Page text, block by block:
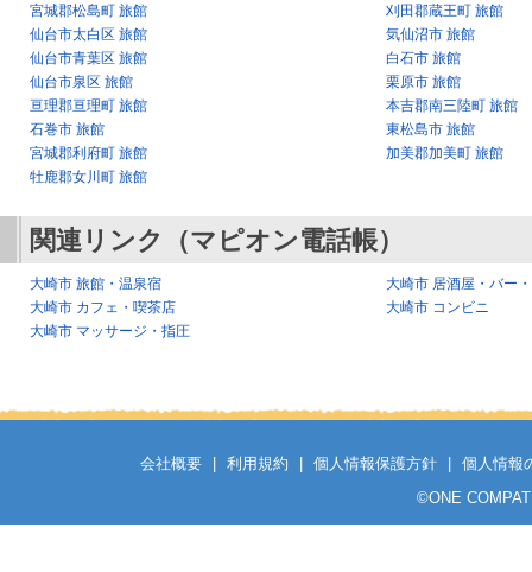
宮城郡松島町 旅館
刈田郡蔵王町 旅館
仙台市太白区 旅館
気仙沼市 旅館
仙台市青葉区 旅館
白石市 旅館
仙台市泉区 旅館
栗原市 旅館
亘理郡亘理町 旅館
本吉郡南三陸町 旅館
石巻市 旅館
東松島市 旅館
宮城郡利府町 旅館
加美郡加美町 旅館
牡鹿郡女川町 旅館
関連リンク（マピオン電話帳）
大崎市 旅館・温泉宿
大崎市 居酒屋・バー
大崎市 カフェ・喫茶店
大崎市 コンビニ
大崎市 マッサージ・指圧
会社概要 利用規約 個人情報保護方針
個人情報
©ONE